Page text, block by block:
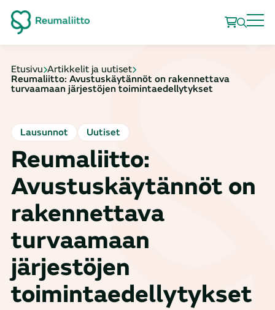
Etusivu Artikkelit ja uutiset
Reumaliitto: Avustuskäytännöt on rakennettava
turvaamaan järjestöjen toimintaedellytykset
Lausunnot Uutiset
Reumaliitto:
Avustuskäytännöt on
rakennettava
turvaamaan
järjestöjen
toimintaedellytykset